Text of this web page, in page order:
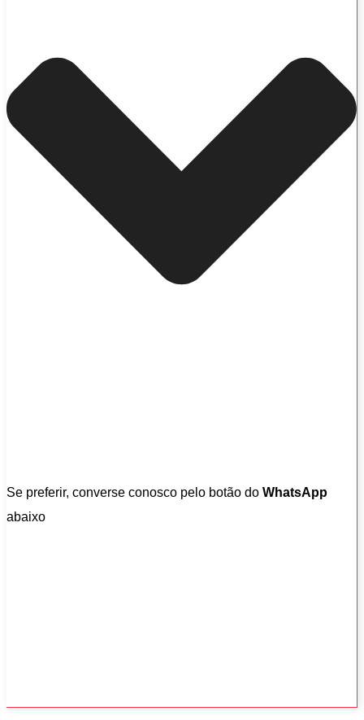
Se preferir, converse conosco pelo botão do WhatsApp
abaixo